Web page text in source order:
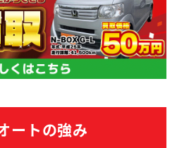
ートの強み